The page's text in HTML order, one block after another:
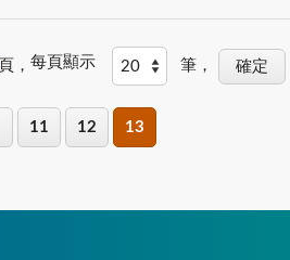
頁， 每頁顯示 筆，
11 12 13